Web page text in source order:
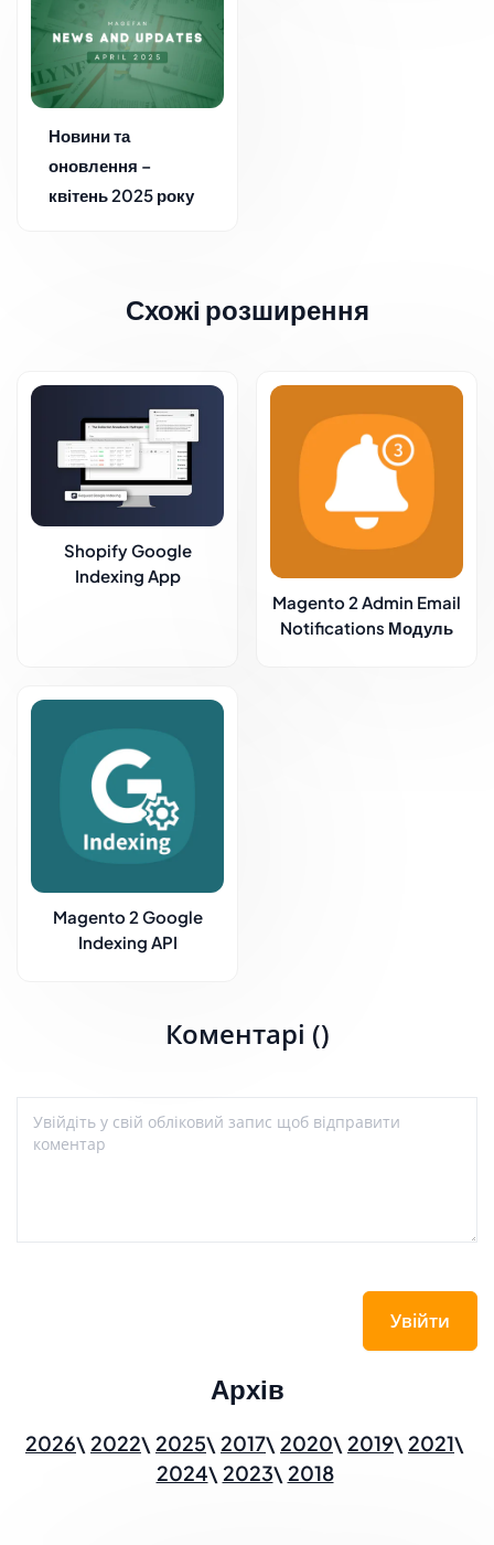
Новини та
оновлення –
квітень 2025 року
Схожі розширення
Shopify Google
Indexing App
Magento 2 Admin Email
Notifications Модуль
Magento 2 Google
Indexing API
Коментарі ()
Увійти
Архів
2026 2022 2025 2017 2020 2019
2021
2024
2023 2018